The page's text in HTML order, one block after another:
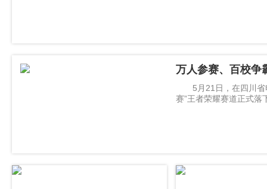
万人参赛、百校争
5月21日，在四川省
赛”王者荣耀赛道正式落